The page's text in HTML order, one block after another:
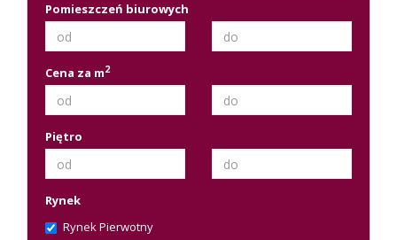
Pomieszczeń biurowych
Cena za m2
Piętro
Rynek
Rynek Pierwotny